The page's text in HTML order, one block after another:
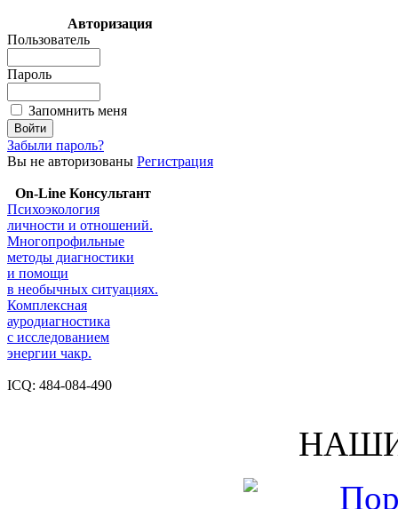
Авторизация
Пользователь
Пароль
Запомнить меня
Забыли пароль?
Вы не авторизованы Регистрация
On-Line Консультант
Психоэкология
личности и отношений.
Многопрофильные
методы диагностики
и помощи
в необычных ситуациях.
Комплексная
ауродиагностика
с исследованием
энергии чакр.
ICQ: 484-084-490